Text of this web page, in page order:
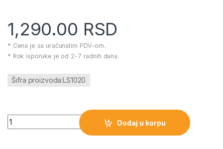
1,290.00 RSD
* Cena je sa uračunatim PDV-om.
* Rok isporuke je od 2-7 radnih dana.
Šifra proizvoda:LS1020
Infunbebe igracka telefon za selfi količina
Dodaj u korpu